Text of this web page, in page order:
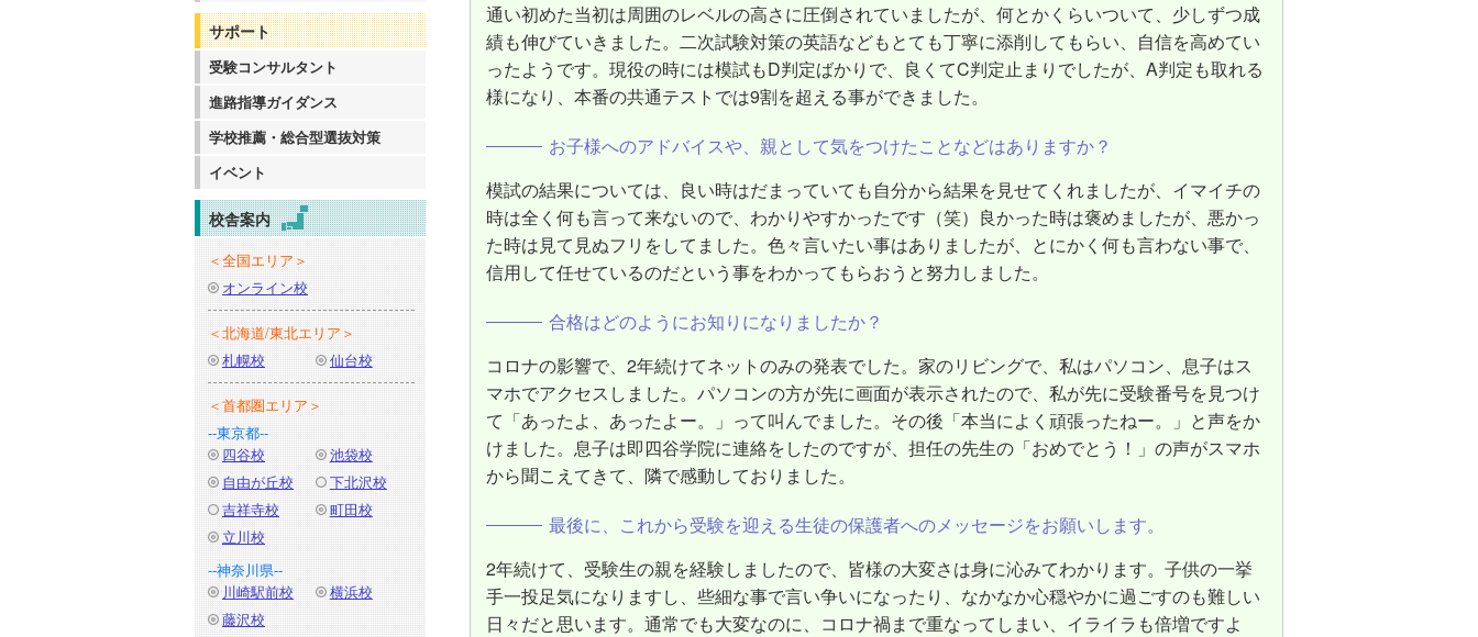
サポート
受験コンサルタント
進路指導ガイダンス
学校推薦・総合型選抜対策
イベント
校舎案内
＜全国エリア＞
オンライン校
＜北海道/東北エリア＞
札幌校
仙台校
＜首都圏エリア＞
--東京都--
四谷校
池袋校
自由が丘校
下北沢校
吉祥寺校
町田校
立川校
--神奈川県--
川崎駅前校
横浜校
藤沢校
通い初めた当初は周囲のレベルの高さに圧倒されていましたが、何とかくらいついて、少しずつ成
績も伸びていきました。二次試験対策の英語などもとても丁寧に添削してもらい、自信を高めてい
ったようです。現役の時には模試もD判定ばかりで、良くてC判定止まりでしたが、A判定も取れる
様になり、本番の共通テストでは9割を超える事ができました。
お子様へのアドバイスや、親として気をつけたことなどはありますか？
模試の結果については、良い時はだまっていても自分から結果を見せてくれましたが、イマイチの
時は全く何も言って来ないので、わかりやすかったです（笑）良かった時は褒めましたが、悪かっ
た時は見て見ぬフリをしてました。色々言いたい事はありましたが、とにかく何も言わない事で、
信用して任せているのだという事をわかってもらおうと努力しました。
合格はどのようにお知りになりましたか？
コロナの影響で、2年続けてネットのみの発表でした。家のリビングで、私はパソコン、息子はス
マホでアクセスしました。パソコンの方が先に画面が表示されたので、私が先に受験番号を見つけ
て「あったよ、あったよー。」って叫んでました。その後「本当によく頑張ったねー。」と声をか
けました。息子は即四谷学院に連絡をしたのですが、担任の先生の「おめでとう！」の声がスマホ
から聞こえてきて、隣で感動しておりました。
最後に、これから受験を迎える生徒の保護者へのメッセージをお願いします。
2年続けて、受験生の親を経験しましたので、皆様の大変さは身に沁みてわかります。子供の一挙
手一投足気になりますし、些細な事で言い争いになったり、なかなか心穏やかに過ごすのも難しい
日々だと思います。通常でも大変なのに、コロナ禍まで重なってしまい、イライラも倍増ですよ